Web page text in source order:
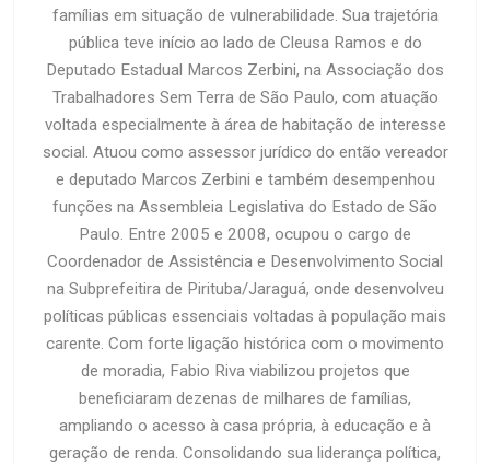
famílias em situação de vulnerabilidade. Sua trajetória
pública teve início ao lado de Cleusa Ramos e do
Deputado Estadual Marcos Zerbini, na Associação dos
Trabalhadores Sem Terra de São Paulo, com atuação
voltada especialmente à área de habitação de interesse
social. Atuou como assessor jurídico do então vereador
e deputado Marcos Zerbini e também desempenhou
funções na Assembleia Legislativa do Estado de São
Paulo. Entre 2005 e 2008, ocupou o cargo de
Coordenador de Assistência e Desenvolvimento Social
na Subprefeitira de Pirituba/Jaraguá, onde desenvolveu
políticas públicas essenciais voltadas à população mais
carente. Com forte ligação histórica com o movimento
de moradia, Fabio Riva viabilizou projetos que
beneficiaram dezenas de milhares de famílias,
ampliando o acesso à casa própria, à educação e à
geração de renda. Consolidando sua liderança política,